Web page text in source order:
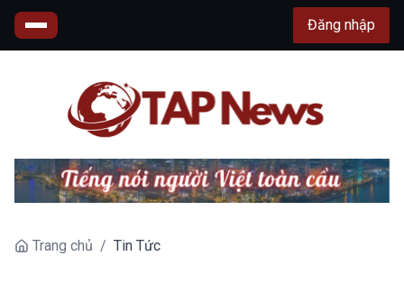
Đăng nhập
Trang chủ / Tin Tức